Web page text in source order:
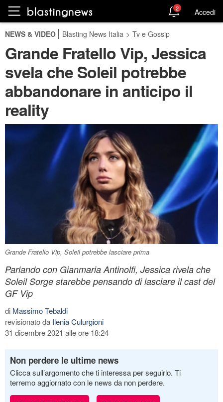
2 Accedi
NEWS & VIDEO Blasting News Italia > Tv e Gossip
Grande Fratello Vip, Jessica
svela che Soleil potrebbe
abbandonare in anticipo il
reality
Grande Fratello Vip, Soleil potrebbe lasciare prima
Parlando con Gianmaria Antinolfi, Jessica rivela che
Soleil Sorge starebbe pensando di lasciare il cast del
GF Vip
di Massimo Tebaldi
revisionato da Ilenia Culurgioni
31 dicembre 2021 alle ore 18:24
Non perdere le ultime news
Clicca sull’argomento che ti interessa per seguirlo. Ti
terremo aggiornato con le news da non perdere.